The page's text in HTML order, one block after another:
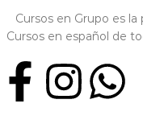
Cursos en Grupo es
Cursos en español de